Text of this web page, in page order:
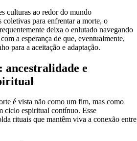
culturas ao redor do mundo
coletivas para enfrentar a morte, o
deixa o enlutado navegando
a esperança de que, eventualmente,
para a aceitação e adaptação.
e
é vista não como um fim, mas como
ciclo espiritual contínuo. Esse
rituais que mantêm viva a conexão entre